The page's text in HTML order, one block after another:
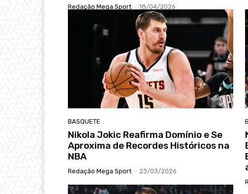
Redação Mega Sport - 18/04/2026
BASQUETE
Nikola Jokic Reafirma Domínio e Se
Aproxima de Recordes Históricos na
NBA
Redação Mega Sport - 23/03/2026